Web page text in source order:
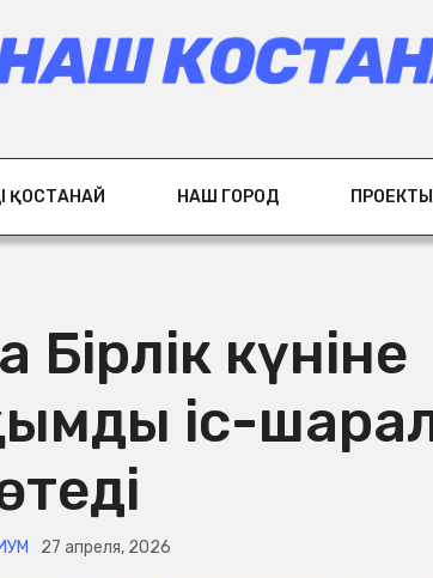
ҚОСТАНАЙ НАШ ГОРОД
Бірлік күніне
іс-
27 апреля, 2026